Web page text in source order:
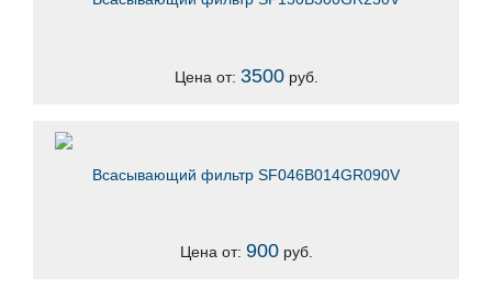
Цена от: 3500руб.
Всасывающий фильтр SF046B014GR090V
Цена от: 900руб.